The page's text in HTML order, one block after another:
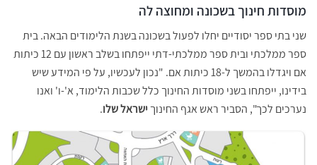
מוסדות חינוך בשכונה ומחוצה לה
שני בתי ספר יסודיים יחלו לפעול בשכונה בשנת הלימודים הבאה. בית
ספר ממלכתי ובית ספר ממלכתי-דתי ייפתחו בשלב ראשון עם 12 כיתות
אם ויגדלו בהמשך ל-18 כיתות אם. "נכון לעכשיו, על פי המידע שיש
בידינו, ייפתחו בשני מוסדות החינוך כלל שכבות הלימוד, א'-ו' ואנו
נערכים לכך", הסביר ראש אגף החינוךישראל שלו.